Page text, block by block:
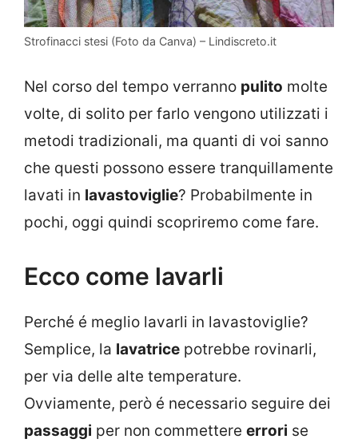
Strofinacci stesi (Foto da Canva) – Lindiscreto.it
Nel corso del tempo verranno pulito molte
volte, di solito per farlo vengono utilizzati i
metodi tradizionali, ma quanti di voi sanno
che questi possono essere tranquillamente
lavati in lavastoviglie? Probabilmente in
pochi, oggi quindi scopriremo come fare.
Ecco come lavarli
Perché é meglio lavarli in lavastoviglie?
Semplice, la lavatrice potrebbe rovinarli,
per via delle alte temperature.
Ovviamente, però é necessario seguire dei
passaggi per non commettere errori se